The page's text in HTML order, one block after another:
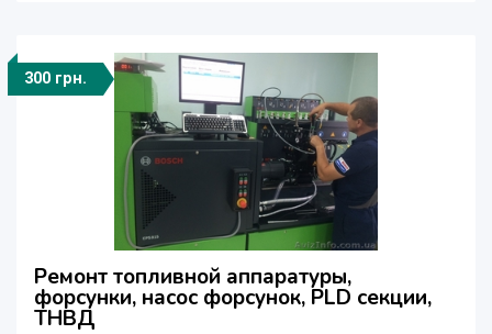
300 грн.
Ремонт топливной аппаратуры,
форсунки, насос форсунок, PLD секции,
ТНВД